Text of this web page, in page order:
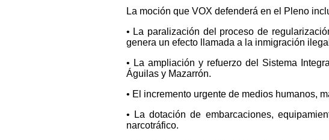
La moción que VOX defenderá en el Pleno
• La paralización del proceso de
genera un efecto llamada a la inmigración
• La ampliación y refuerzo del Sistema
Águilas y Mazarrón.
• El incremento urgente de medios humanos,
• La dotación de embarcaciones,
narcotráfico.